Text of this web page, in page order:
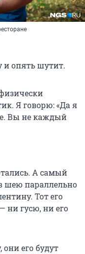
и опять шутит.
Я говорю: «Да я
Вы не каждый
А самый
шею параллельно
Тот его
ни гусю, ни его
его будут